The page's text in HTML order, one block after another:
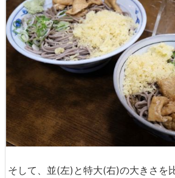
そして、並(左)と特大(右)の大きさを